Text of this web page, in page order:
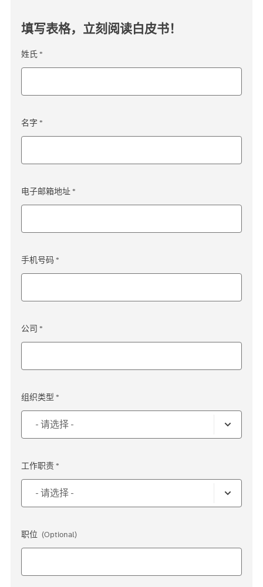
填写表格，立刻阅读白皮书！
姓氏 *
名字 *
电子邮箱地址 *
手机号码 *
公司 *
组织类型 *
工作职责 *
职位 (Optional)